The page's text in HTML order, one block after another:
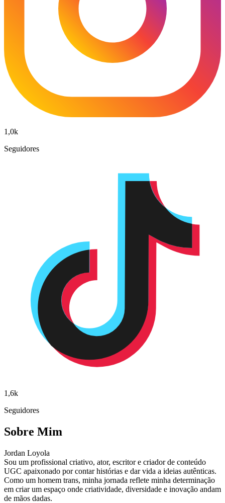
1,0k
Seguidores
1,6k
Seguidores
Sobre Mim
Jordan Loyola
Sou um profissional criativo, ator, escritor e criador de conteúdo
UGC apaixonado por contar histórias e dar vida a ideias autênticas.
Como um homem trans, minha jornada reflete minha determinação
em criar um espaço onde criatividade, diversidade e inovação andam
de mãos dadas.